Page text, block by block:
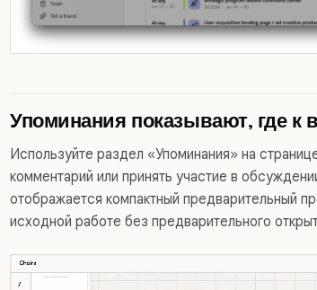
Упоминания показывают, где к
Используйте раздел «Упоминания» на
комментарий или принять участие в
отображается компактный предварительный
исходной работе без предварительного